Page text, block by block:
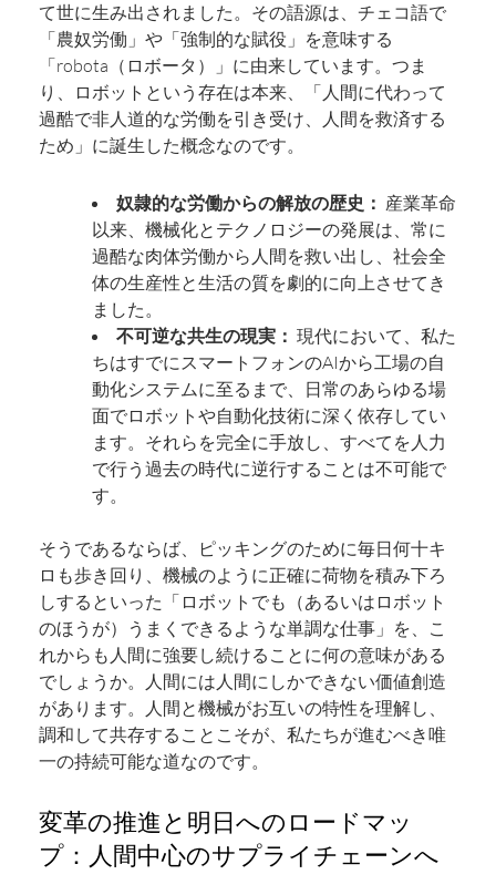
て世に生み出されました。その語源は、チェコ語で
「農奴労働」や「強制的な賦役」を意味する
「robota（ロボータ）」に由来しています。つま
り、ロボットという存在は本来、「人間に代わって
過酷で非人道的な労働を引き受け、人間を救済する
ため」に誕生した概念なのです。
奴隷的な労働からの解放の歴史： 産業革命
以来、機械化とテクノロジーの発展は、常に
過酷な肉体労働から人間を救い出し、社会全
体の生産性と生活の質を劇的に向上させてき
ました。
不可逆な共生の現実： 現代において、私た
ちはすでにスマートフォンのAIから工場の自
動化システムに至るまで、日常のあらゆる場
面でロボットや自動化技術に深く依存してい
ます。それらを完全に手放し、すべてを人力
で行う過去の時代に逆行することは不可能で
す。
そうであるならば、ピッキングのために毎日何十キ
ロも歩き回り、機械のように正確に荷物を積み下ろ
しするといった「ロボットでも（あるいはロボット
のほうが）うまくできるような単調な仕事」を、こ
れからも人間に強要し続けることに何の意味がある
でしょうか。人間には人間にしかできない価値創造
があります。人間と機械がお互いの特性を理解し、
調和して共存することこそが、私たちが進むべき唯
一の持続可能な道なのです。
変革の推進と明日へのロードマッ
プ：人間中心のサプライチェーンへ